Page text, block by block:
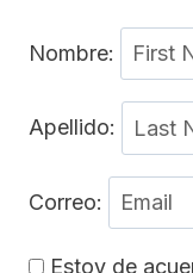
Nombre:
Apellido:
Correo:
Estoy de